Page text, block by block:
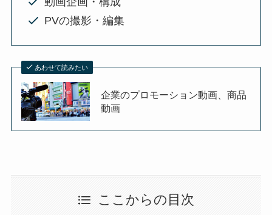
PVの撮影・編集
あわせて読みたい
企業のプロモーション動画、商品
動画
ここからの目次